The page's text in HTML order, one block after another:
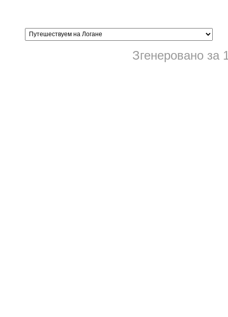
Згенеровано за